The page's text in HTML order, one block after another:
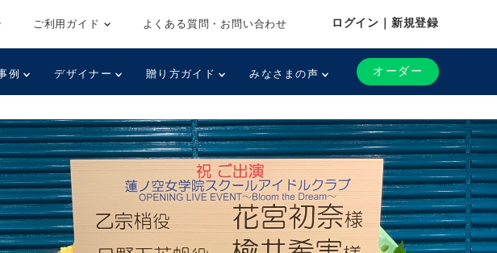
ご利用ガイド よくある質問・お問い合わせ ログイン｜新規登録
例 デザイナー 贈り方ガイド みなさまの声 オーダー